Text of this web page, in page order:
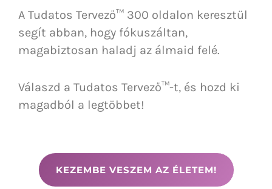
A Tudatos Tervező™ 300 oldalon keresztül
segít abban, hogy fókuszáltan,
magabiztosan haladj az álmaid felé.
Válaszd a Tudatos Tervező™-t, és hozd ki
magadból a legtöbbet!
KEZEMBE VESZEM AZ ÉLETEM!